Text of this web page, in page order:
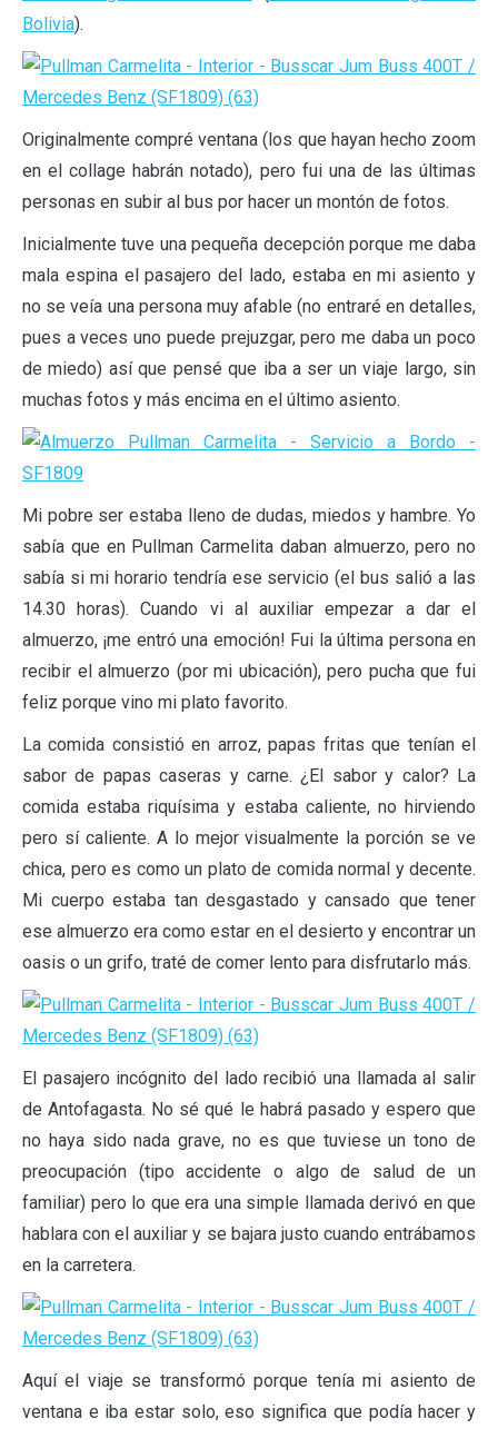
Bolivia).
Originalmente compré ventana (los que hayan hecho zoom
en el collage habrán notado), pero fui una de las últimas
personas en subir al bus por hacer un montón de fotos.
Inicialmente tuve una pequeña decepción porque me daba
mala espina el pasajero del lado, estaba en mi asiento y
no se veía una persona muy afable (no entraré en detalles,
pues a veces uno puede prejuzgar, pero me daba un poco
de miedo) así que pensé que iba a ser un viaje largo, sin
muchas fotos y más encima en el último asiento.
Mi pobre ser estaba lleno de dudas, miedos y hambre. Yo
sabía que en Pullman Carmelita daban almuerzo, pero no
sabía si mi horario tendría ese servicio (el bus salió a las
14.30 horas). Cuando vi al auxiliar empezar a dar el
almuerzo, ¡me entró una emoción! Fui la última persona en
recibir el almuerzo (por mi ubicación), pero pucha que fui
feliz porque vino mi plato favorito.
La comida consistió en arroz, papas fritas que tenían el
sabor de papas caseras y carne. ¿El sabor y calor? La
comida estaba riquísima y estaba caliente, no hirviendo
pero sí caliente. A lo mejor visualmente la porción se ve
chica, pero es como un plato de comida normal y decente.
Mi cuerpo estaba tan desgastado y cansado que tener
ese almuerzo era como estar en el desierto y encontrar un
oasis o un grifo, traté de comer lento para disfrutarlo más.
El pasajero incógnito del lado recibió una llamada al salir
de Antofagasta. No sé qué le habrá pasado y espero que
no haya sido nada grave, no es que tuviese un tono de
preocupación (tipo accidente o algo de salud de un
familiar) pero lo que era una simple llamada derivó en que
hablara con el auxiliar y se bajara justo cuando entrábamos
en la carretera.
Aquí el viaje se transformó porque tenía mi asiento de
ventana e iba estar solo, eso significa que podía hacer y